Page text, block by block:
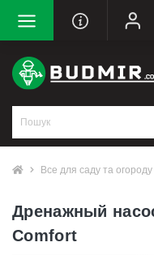
Все для саду та огороду
Дренажный
Comfort